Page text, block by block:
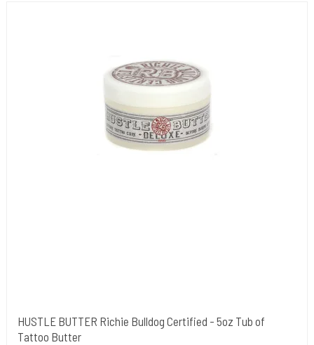
HUSTLE BUTTER Richie Bulldog Certified - 5oz Tub of
Tattoo Butter